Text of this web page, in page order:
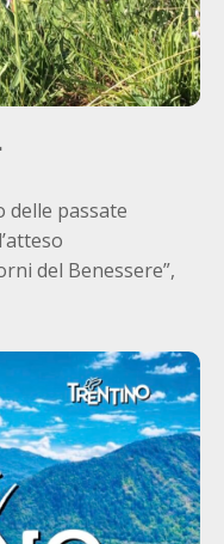
delle passate
del Benessere”,